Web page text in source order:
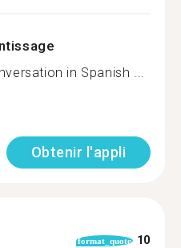
in Spanish ...
Obtenir l'appli
format_quote 10